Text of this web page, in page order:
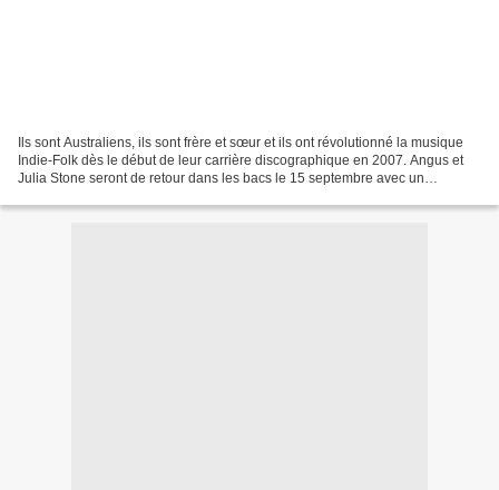
Ils sont Australiens, ils sont frère et sœur et ils ont révolutionné la musique
Indie-Folk dès le début de leur carrière discographique en 2007. Angus et
Julia Stone seront de retour dans les bacs le 15 septembre avec un